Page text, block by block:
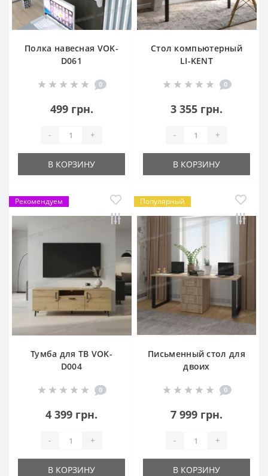
Полка навесная VOK-
D061
0
499 грн.
- +
В КОРЗИНУ
Стол компьютерный
LI-KENT
0
3 355 грн.
- +
В КОРЗИНУ
Рекомендуем
Тумба для ТВ VOK-
D004
0
4 399 грн.
- +
В КОРЗИНУ
Популярный
Письменный стол для
двоих
0
7 999 грн.
- +
В КОРЗИНУ